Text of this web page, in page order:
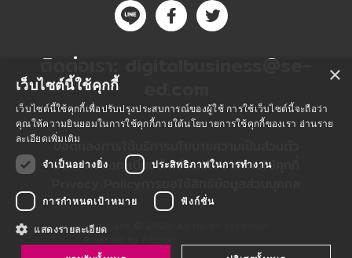
ติดต่อเรา: digitalbusiness@se-
ข้อตกลงการใช้บริการ
ข้อตกลงลงทะเบียนนักเขียนนโยบายการใช้คุกกี้
Copyright © 2020 All rights reserved.
×
เว็บไซต์นี้ใช้คุกกี้
เว็บไซต์นี้ใช้คุกกี้เพื่อปรับปรุงประสบการณ์ของผู้ใช้ การใช้เว็บไซต์นี้จะถือว่า
คุณให้ความยินยอมในการใช้คุกกี้ภายใต้นโยบายการใช้คุกกี้ของเรา อ่านราย
ละเอียดเพิ่มเติม
จำเป็นอย่างยิ่ง
ประสิทธิภาพในการทำงาน
การกำหนดเป้าหมาย ฟังก์ชั่น
แสดงรายละเอียด